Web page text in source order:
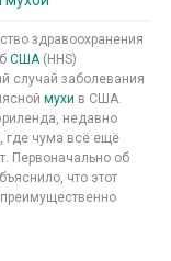
здравоохранения
США(HHS)
случай заболевания
мухи в США.
недавно
где чума всё ещё
Первоначально об
что этот